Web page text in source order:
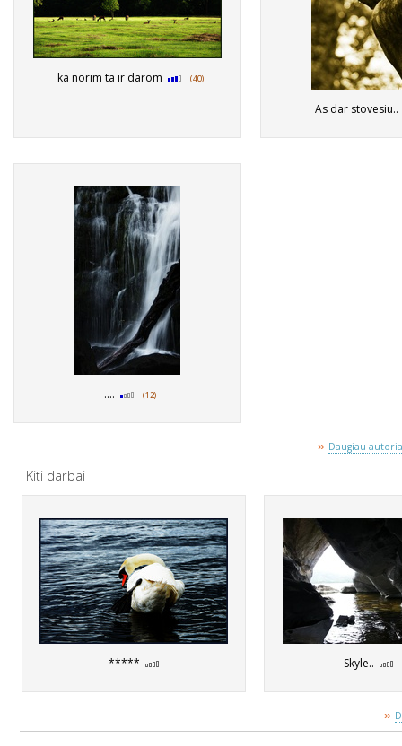
ka norim ta ir darom (40)
As dar
.... (12)
» Daugiau
Kiti darbai
***** Skyle..
»